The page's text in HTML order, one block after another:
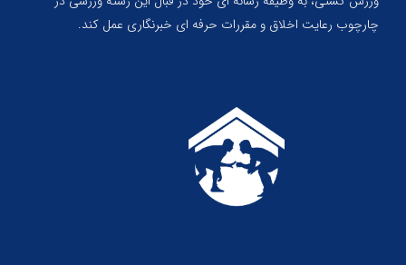
چارچوب رعایت اخلاق و مقررات حرفه ای خبرنگاری عمل کند.